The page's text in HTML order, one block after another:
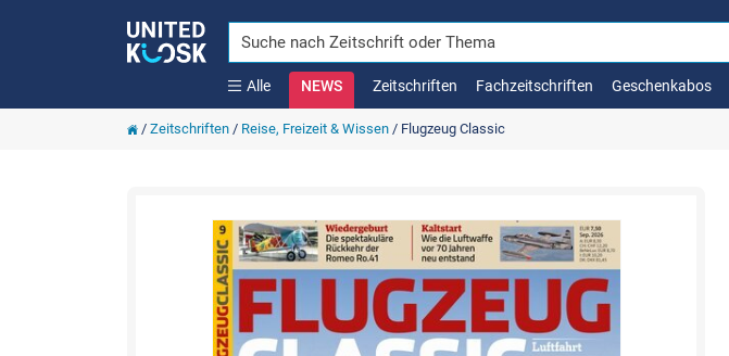
Alle NEWS Zeitschriften Fachzeitschriften Geschenkabos
/ Zeitschriften/ Reise, Freizeit & Wissen/ Flugzeug Classic